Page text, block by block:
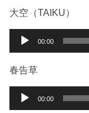
ープ
レ
ー
大空（TAIKU）
プ
レ
00:00
春告草
00:00